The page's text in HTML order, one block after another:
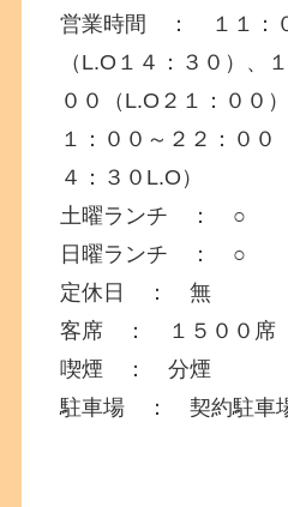
営業時間 ： １１：
（L.O１４：３０）、
００（L.O２１：００
１：００～２２：００
４：３０L.O）
土曜ランチ ： ○
日曜ランチ ： ○
定休日 ： 無
客席 ： １５００席
喫煙 ： 分煙
駐車場 ： 契約駐車